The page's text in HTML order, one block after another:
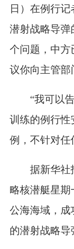
日）在例行
潜射战略导弹
个问题，中方
议你向主管部
“我可以
训练的例行性
例，不针对任
据新华社
略核潜艇星期
公海海域，成
的潜射战略导